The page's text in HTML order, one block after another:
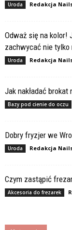
Uroda Redakcja
Odważ się na kolor!
zachwycać nie
Uroda Redakcja
Jak nakładać brokat
Bazy pod cienie do oczu
Dobry fryzjer we
Uroda Redakcja
Czym zastąpić
Akcesoria do frezarek